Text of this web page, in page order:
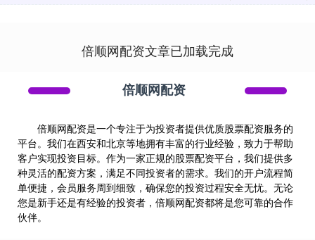
倍顺网配资文章已加载完成
倍顺网配资
倍顺网配资是一个专注于为投资者提供优质股票配资服务的
平台。我们在西安和北京等地拥有丰富的行业经验，致力于帮助
客户实现投资目标。作为一家正规的股票配资平台，我们提供多
种灵活的配资方案，满足不同投资者的需求。我们的开户流程简
单便捷，会员服务周到细致，确保您的投资过程安全无忧。无论
您是新手还是有经验的投资者，倍顺网配资都将是您可靠的合作
伙伴。